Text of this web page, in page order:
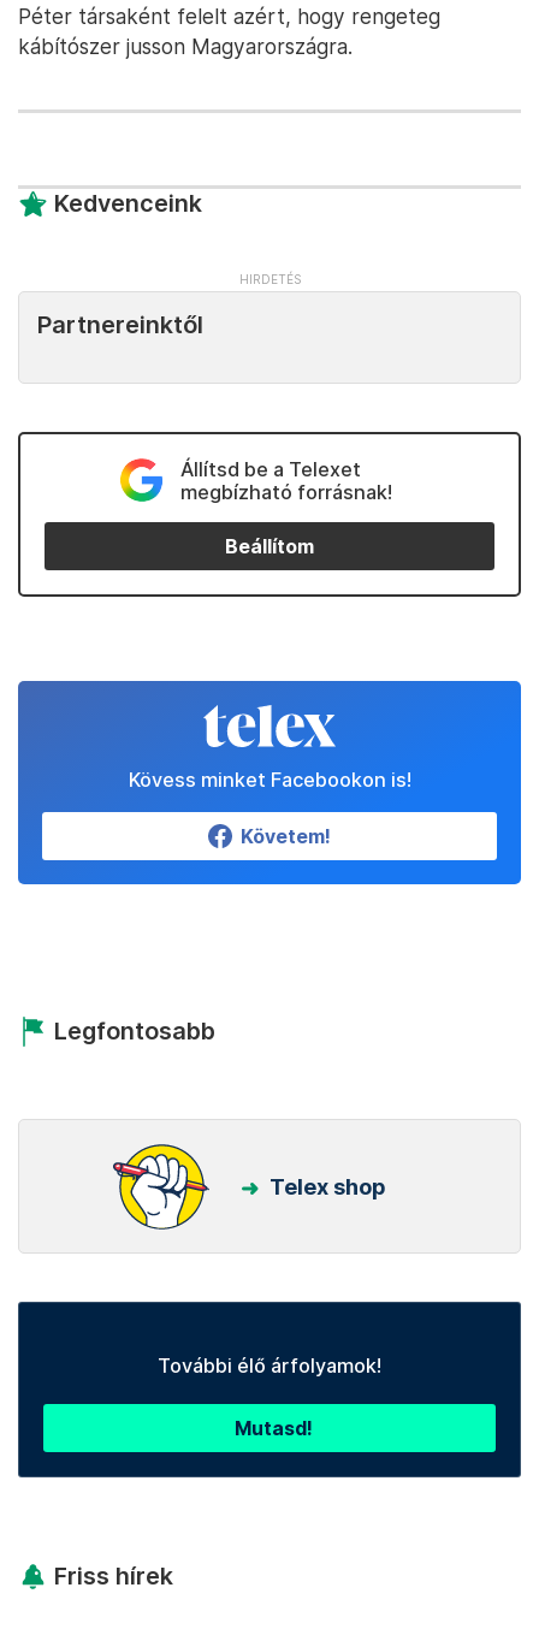
Péter társaként felelt azért, hogy rengeteg
kábítószer jusson Magyarországra.
Kedvenceink
Partnereinktől
Állítsd be a Telexet
megbízható forrásnak!
Beállítom
Kövess minket Facebookon is!
Követem!
Legfontosabb
Telex shop
További élő árfolyamok!
Mutasd!
Friss hírek